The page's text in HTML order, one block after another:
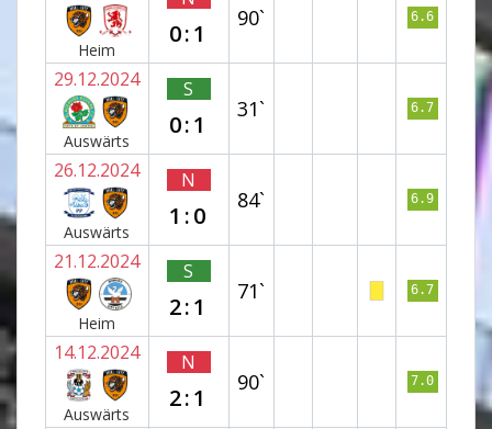
Heim
0:1
90` 6.6
29.12.2024
Auswärts
S
0:1
31` 6.7
26.12.2024
Auswärts
N
1:0
84` 6.9
21.12.2024
Heim
S
2:1
71` 6.7
14.12.2024
Auswärts
N
2:1
90` 7.0